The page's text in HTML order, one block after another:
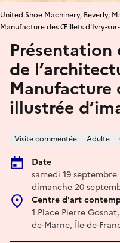
Présentation
de
illustrée
Visite commentée Adulte
Date
samedi 19 septembre
dimanche 20
Centre d'art
1 Place Pierre
de-Marne, Île-de-
United Shoe Machinery, Beverly,
Manufacture des Œillets d'Ivry-